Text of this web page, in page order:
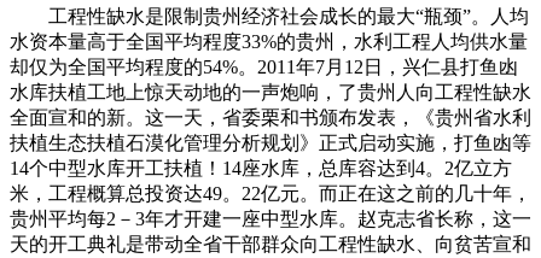
工程性缺水是限制贵州经济社会成长的最大“瓶颈”。人均
水资本量高于全国平均程度33%的贵州，水利工程人均供水量
却仅为全国平均程度的54%。2011年7月12日，兴仁县打鱼凼
水库扶植工地上惊天动地的一声炮响，了贵州人向工程性缺水
全面宣和的新。这一天，省委栗和书颁布发表，《贵州省水利
扶植生态扶植石漠化管理分析规划》正式启动实施，打鱼凼等
14个中型水库开工扶植！14座水库，总库容达到4。2亿立方
米，工程概算总投资达49。22亿元。而正在这之前的几十年，
贵州平均每2－3年才开建一座中型水库。赵克志省长称，这一
天的开工典礼是带动全省干部群众向工程性缺水、向贫苦宣和